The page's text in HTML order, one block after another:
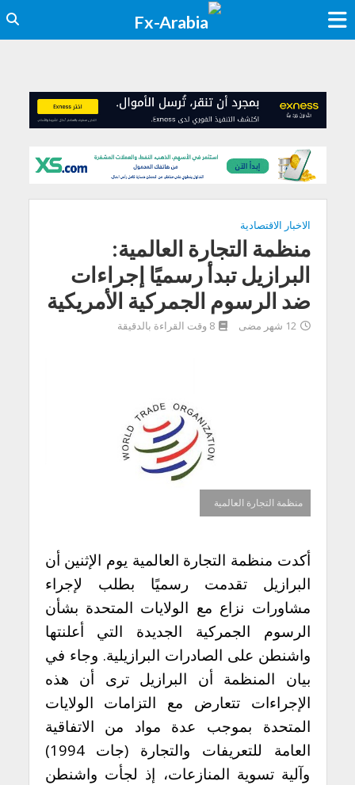
الاخبار الاقتصادية
منظمة التجارة العالمية:
البرازيل تبدأ رسميًا إجراءات
ضد الرسوم الجمركية الأمريكية
12 شهر مضى 8 وقت القراءة بالدقيقة
منظمة التجارة العالمية
أكدت منظمة التجارة العالمية يوم الإثنين أن
البرازيل تقدمت رسميًا بطلب لإجراء
مشاورات نزاع مع الولايات المتحدة بشأن
الرسوم الجمركية الجديدة التي أعلنتها
واشنطن على الصادرات البرازيلية. وجاء في
بيان المنظمة أن البرازيل ترى أن هذه
الإجراءات تتعارض مع التزامات الولايات
المتحدة بموجب عدة مواد من الاتفاقية
العامة للتعريفات والتجارة (جات 1994)
وآلية تسوية المنازعات، إذ لجأت واشنطن